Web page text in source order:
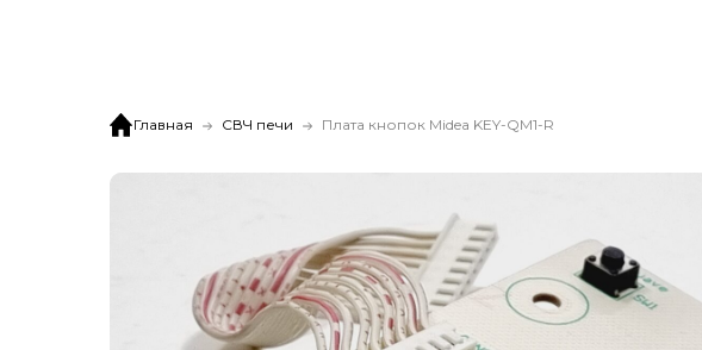
Главная СВЧ печи Плата кнопок Midea KEY-QM1-R